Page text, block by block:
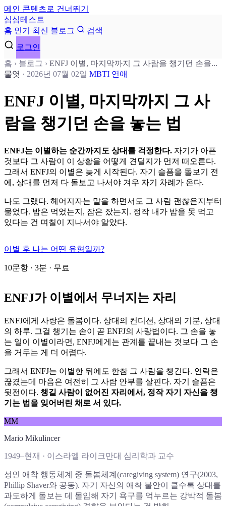
메인 콘텐츠로 건너뛰기
심심테 스 트
홈 인기 최신 블로그
검색
로그인
홈 › 블로그 › ENFJ 이별, 마지막까지 그 사람을 챙기던 손을...
물엿 · 2026년 07월 02일 MBTI 연애
ENFJ 이별, 마지막까지 그 사
람을 챙기던 손을 놓는 법
ENFJ는 이별하는 순간까지도 상대를 걱정한다. 자기가 아픈
것보다 그 사람이 이 상황을 어떻게 견딜지가 먼저 떠오른다.
그래서 ENFJ의 이별은 늦게 시작된다. 자기 슬픔을 돌보기 전
에, 상대를 먼저 다 돌보고 나서야 겨우 자기 차례가 온다.
나도 그랬다. 헤어지자는 말을 하면서도 그 사람 괜찮은지부터
물었다. 밥은 먹었는지, 잠은 잤는지. 정작 내가 밥을 못 먹고
있다는 건 며칠이 지나서야 알았다.
이별 후 나는 어떤 유형일까?
10문항 · 3분 · 무료
ENFJ가 이별에서 무너지는 자리
ENFJ에게 사랑은 돌봄이다. 상대의 컨디션, 상대의 기분, 상대
의 하루. 그걸 챙기는 손이 곧 ENFJ의 사랑법이다. 그 손을 놓
는 일이 이별이라면, ENFJ에게는 관계를 끝내는 것보다 그 손
을 거두는 게 더 어렵다.
그래서 ENFJ는 이별한 뒤에도 한참 그 사람을 챙긴다. 연락은
끊겼는데 마음은 여전히 그 사람 안부를 살핀다. 자기 슬픔은
뒷전이다. 챙길 사람이 없어진 자리에서, 정작 자기 자신을 챙
기는 법을 잊어버린 채로 서 있다.
MM
Mario Mikulincer
1949–현재 · 이스라엘 라이크만대 심리학과 교수
성인 애착 행동체계 중 돌봄체계(caregiving system) 연구(2003,
Phillip Shaver와 공동). 자기 자신의 애착 불안이 클수록 상대를
과도하게 돌보는 데 몰입해 자기 욕구를 억누르는 강박적 돌봄